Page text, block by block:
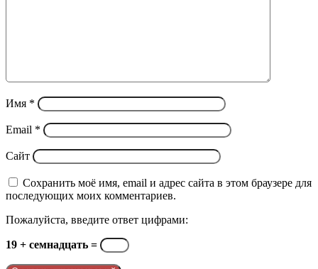
Имя *
Email *
Сайт
Сохранить моё имя, email и адрес сайта в этом браузере для
последующих моих комментариев.
Пожалуйста, введите ответ цифрами:
19 + семнадцать =